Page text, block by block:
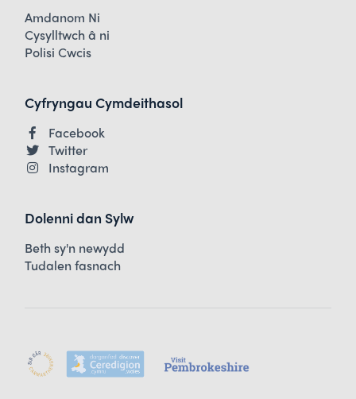
Amdanom Ni
Cysylltwch â ni
Polisi Cwcis
Cyfryngau Cymdeithasol
Facebook
Twitter
Instagram
Dolenni dan Sylw
Beth sy'n newydd
Tudalen fasnach